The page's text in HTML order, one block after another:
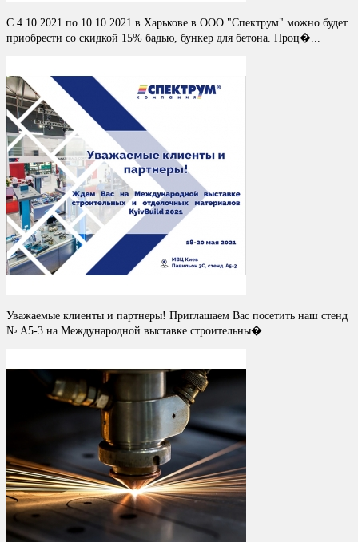
С 4.10.2021 по 10.10.2021 в Харькове в ООО "Спектрум" можно будет
приобрести со скидкой 15% бадью, бункер для бетона. Проц�...
Уважаемые клиенты и партнеры! Приглашаем Вас посетить наш стенд
№ A5-3 на Международной выставке строительны�...